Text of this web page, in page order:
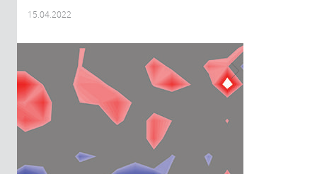
15.04.2022